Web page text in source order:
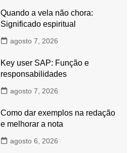
Quando a vela não chora:
Significado espiritual
agosto 7, 2026
Key user SAP: Função e
responsabilidades
agosto 7, 2026
Como dar exemplos na redação
e melhorar a nota
agosto 6, 2026